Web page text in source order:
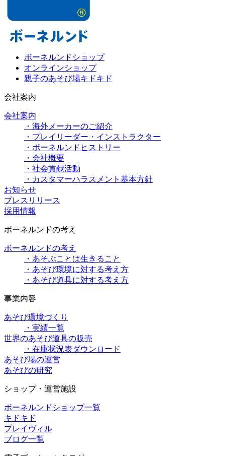
ボーネルンドショップ
オンラインショップ
親子のあそび場キドキド
会社案内
会社案内
・海外メーカーのご紹介
・プレイリーダー・インストラクター
・ボーネルンドヒストリー
・会社概要
・社会貢献活動
・カスタマーハラスメント基本方針
お知らせ
プレスリリース
採用情報
ボーネルンドの考え
ボーネルンドの考え
・あそぶことは生きること
・あそび環境に対する考え方
・あそび道具に対する考え方
事業内容
あそび環境づくり
・実績一覧
世界のあそび道具の販売
・在庫状況表ダウンロード
あそび場の運営
あそびの研究
ショップ・運営施設
ボーネルンドショップ一覧
キドキド
プレイヴィル
ブログ一覧